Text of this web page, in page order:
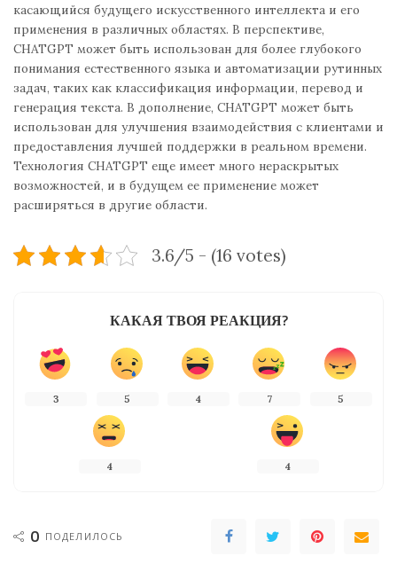
касающийся будущего искусственного интеллекта и его
применения в различных областях. В перспективе,
CHATGPT может быть использован для более глубокого
понимания естественного языка и автоматизации рутинных
задач, таких как классификация информации, перевод и
генерация текста. В дополнение, CHATGPT может быть
использован для улучшения взаимодействия с клиентами и
предоставления лучшей поддержки в реальном времени.
Технология CHATGPT еще имеет много нераскрытых
возможностей, и в будущем ее применение может
расширяться в другие области.
3.6/5 - (16 votes)
КАКАЯ ТВОЯ РЕАКЦИЯ?
3 5 4 7 5
4 4
0 ПОДЕЛИЛОСЬ